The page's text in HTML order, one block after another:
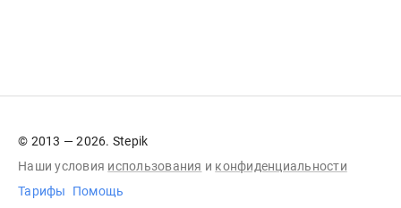
© 2013 — 2026. Stepik
Наши условия использования и конфиденциальности
Тарифы
Помощь